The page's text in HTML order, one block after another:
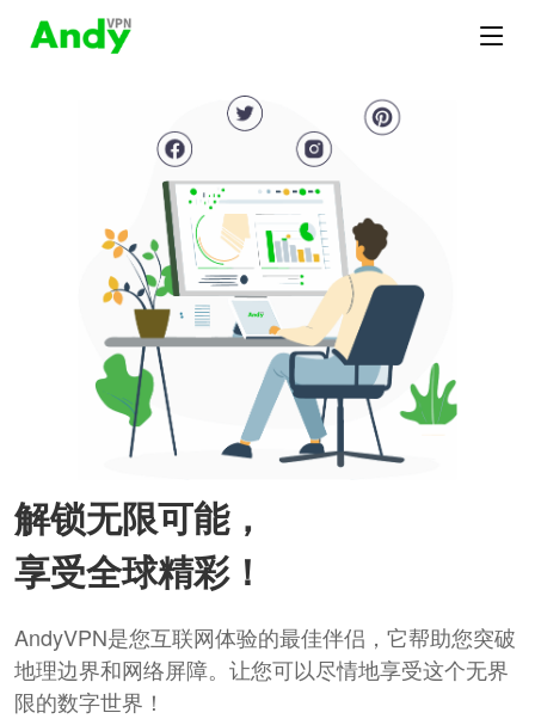
解锁无限可能，
享受全球精彩！
AndyVPN是您互联网体验的最佳伴侣，它帮助您突破
地理边界和网络屏障。让您可以尽情地享受这个无界
限的数字世界！